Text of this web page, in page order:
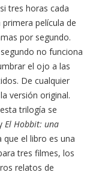
tres horas cada
primera película de
por segundo.
no funciona
el ojo a las
De cualquier
versión original.
trilogía se
El Hobbit: una
que el libro es una
tres filmes, los
relatos de